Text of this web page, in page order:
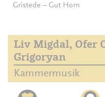
Gristede – Gut Horn
Liv Migdal, Ofer
Grigoryan
Kammermusik